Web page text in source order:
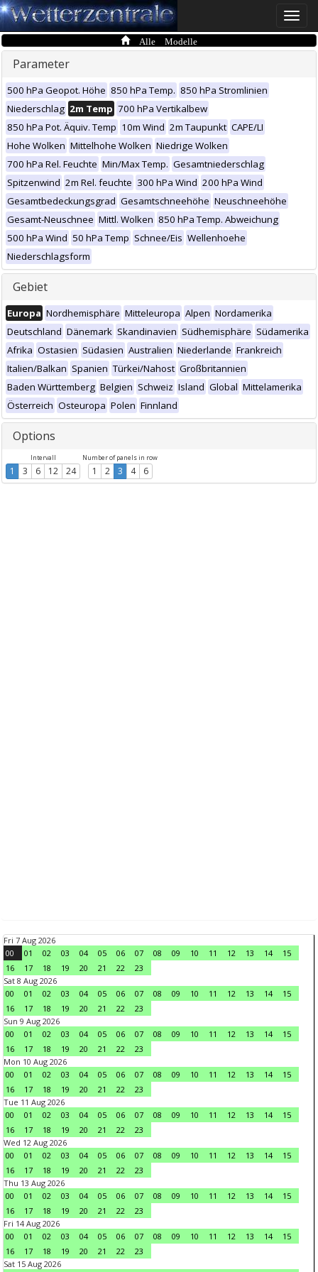
Toggle
Alle Modelle
Parameter
500 hPa Geopot. Höhe 850 hPa Temp. 850 hPa Stromlinien
Niederschlag 2m Temp 700 hPa Vertikalbew
850 hPa Pot. Äquiv. Temp 10m Wind 2m Taupunkt CAPE/LI
Hohe Wolken Mittelhohe Wolken Niedrige Wolken
700 hPa Rel. Feuchte Min/Max Temp. Gesamtniederschlag
Spitzenwind 2m Rel. feuchte 300 hPa Wind 200 hPa Wind
Gesamtbedeckungsgrad Gesamtschneehöhe Neuschneehöhe
Gesamt-Neuschnee Mittl. Wolken 850 hPa Temp. Abweichung
500 hPa Wind 50 hPa Temp Schnee/Eis Wellenhoehe
Niederschlagsform
Gebiet
Europa Nordhemisphäre Mitteleuropa Alpen Nordamerika
Deutschland Dänemark Skandinavien Südhemisphäre Südamerika
Afrika Ostasien Südasien Australien Niederlande Frankreich
Italien/Balkan Spanien Türkei/Nahost Großbritannien
Baden Württemberg Belgien Schweiz Island Global Mittelamerika
Österreich Osteuropa Polen Finnland
Options
Intervall
1 3 6 12 24
Number of panels in row
1 2 3 4 6
Fri 7 Aug 2026
00
01 02 03 04 05 06 07 08 09 10 11 12 13 14
15
16
17 18 19 20 21 22
23
Sat 8 Aug 2026
00
01 02 03 04 05 06 07 08 09 10 11 12 13 14
15
16
17 18 19 20 21 22
23
Sun 9 Aug 2026
00
01 02 03 04 05 06 07 08 09 10 11 12 13 14
15
16
17 18 19 20 21 22
23
Mon 10 Aug 2026
00
01 02 03 04 05 06 07 08 09 10 11 12 13 14
15
16
17 18 19 20 21 22
23
Tue 11 Aug 2026
00
01 02 03 04 05 06 07 08 09 10 11 12 13 14
15
16
17 18 19 20 21 22
23
Wed 12 Aug 2026
00
01 02 03 04 05 06 07 08 09 10 11 12 13 14
15
16
17 18 19 20 21 22
23
Thu 13 Aug 2026
00
01 02 03 04 05 06 07 08 09 10 11 12 13 14
15
16
17 18 19 20 21 22
23
Fri 14 Aug 2026
00
01 02 03 04 05 06 07 08 09 10 11 12 13 14
15
16
17 18 19 20 21 22
23
Sat 15 Aug 2026